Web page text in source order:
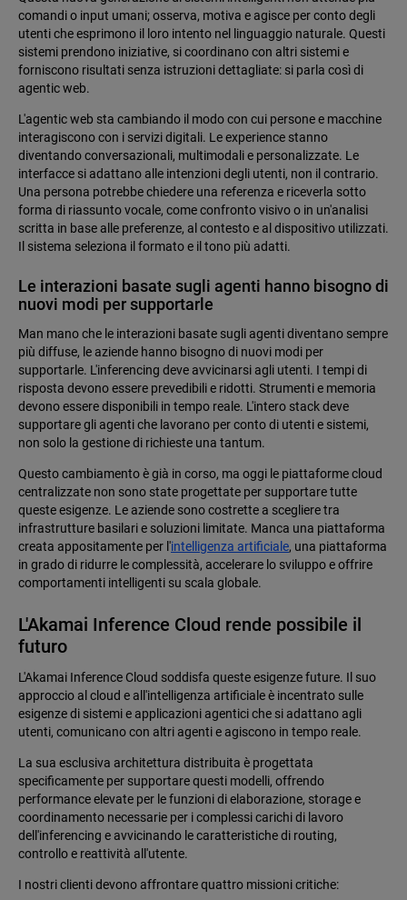
comandi o input umani; osserva, motiva e agisce per conto degli
utenti che esprimono il loro intento nel linguaggio naturale. Questi
sistemi prendono iniziative, si coordinano con altri sistemi e
forniscono risultati senza istruzioni dettagliate: si parla così di
agentic web.
L'agentic web sta cambiando il modo con cui persone e macchine
interagiscono con i servizi digitali. Le experience stanno
diventando conversazionali, multimodali e personalizzate. Le
interfacce si adattano alle intenzioni degli utenti, non il contrario.
Una persona potrebbe chiedere una referenza e riceverla sotto
forma di riassunto vocale, come confronto visivo o in un'analisi
scritta in base alle preferenze, al contesto e al dispositivo utilizzati.
Il sistema seleziona il formato e il tono più adatti.
Le interazioni basate sugli agenti hanno bisogno di
nuovi modi per supportarle
Man mano che le interazioni basate sugli agenti diventano sempre
più diffuse, le aziende hanno bisogno di nuovi modi per
supportarle. L'inferencing deve avvicinarsi agli utenti. I tempi di
risposta devono essere prevedibili e ridotti. Strumenti e memoria
devono essere disponibili in tempo reale. L'intero stack deve
supportare gli agenti che lavorano per conto di utenti e sistemi,
non solo la gestione di richieste una tantum.
Questo cambiamento è già in corso, ma oggi le piattaforme cloud
centralizzate non sono state progettate per supportare tutte
queste esigenze. Le aziende sono costrette a scegliere tra
infrastrutture basilari e soluzioni limitate. Manca una piattaforma
creata appositamente per l'intelligenza artificiale, una piattaforma
in grado di ridurre le complessità, accelerare lo sviluppo e offrire
comportamenti intelligenti su scala globale.
L'Akamai Inference Cloud rende possibile il
futuro
L'Akamai Inference Cloud soddisfa queste esigenze future. Il suo
approccio al cloud e all'intelligenza artificiale è incentrato sulle
esigenze di sistemi e applicazioni agentici che si adattano agli
utenti, comunicano con altri agenti e agiscono in tempo reale.
La sua esclusiva architettura distribuita è progettata
specificamente per supportare questi modelli, offrendo
performance elevate per le funzioni di elaborazione, storage e
coordinamento necessarie per i complessi carichi di lavoro
dell'inferencing e avvicinando le caratteristiche di routing,
controllo e reattività all'utente.
I nostri clienti devono affrontare quattro missioni critiche: